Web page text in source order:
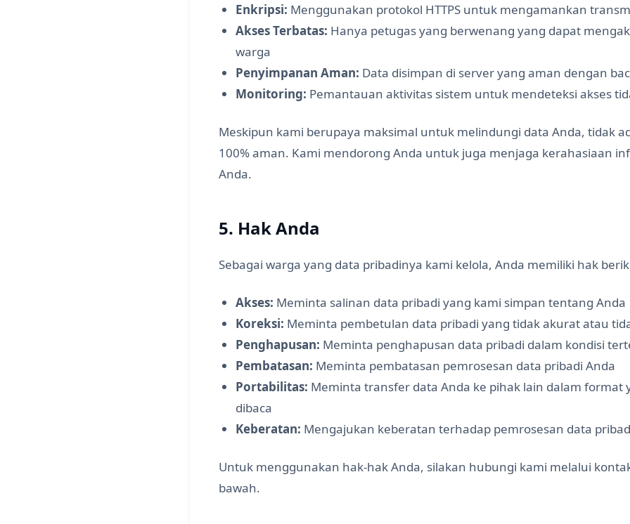
Enkripsi: Menggunakan protokol HTTPS untuk mengamankan
Akses Terbatas: Hanya petugas yang berwenang yang dapat
warga
Penyimpanan Aman: Data disimpan di server yang aman dengan
Monitoring: Pemantauan aktivitas sistem untuk mendeteksi akses
Meskipun kami berupaya maksimal untuk melindungi data Anda, tidak
100% aman. Kami mendorong Anda untuk juga menjaga kerahasiaan
Anda.
5. Hak Anda
Sebagai warga yang data pribadinya kami kelola, Anda memiliki hak
Akses: Meminta salinan data pribadi yang kami simpan tentang Anda
Koreksi: Meminta pembetulan data pribadi yang tidak akurat atau
Penghapusan: Meminta penghapusan data pribadi dalam kondisi
Pembatasan: Meminta pembatasan pemrosesan data pribadi Anda
Portabilitas: Meminta transfer data Anda ke pihak lain dalam format
dibaca
Keberatan: Mengajukan keberatan terhadap pemrosesan data
Untuk menggunakan hak-hak Anda, silakan hubungi kami melalui
bawah.